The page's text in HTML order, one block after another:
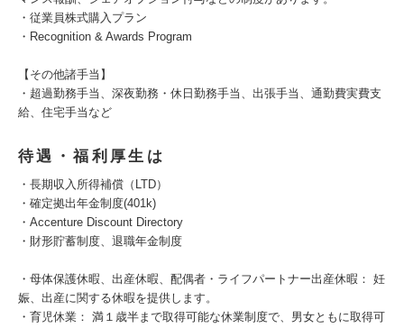
・従業員株式購入プラン
・Recognition & Awards Program
【その他諸手当】
・超過勤務手当、深夜勤務・休日勤務手当、出張手当、通勤費実費支
給、住宅手当など
待遇・福利厚生は
・長期収入所得補償（LTD）
・確定拠出年金制度(401k)
・Accenture Discount Directory
・財形貯蓄制度、退職年金制度
・母体保護休暇、出産休暇、配偶者・ライフパートナー出産休暇： 妊
娠、出産に関する休暇を提供します。
・育児休業： 満１歳半まで取得可能な休業制度で、男女ともに取得可